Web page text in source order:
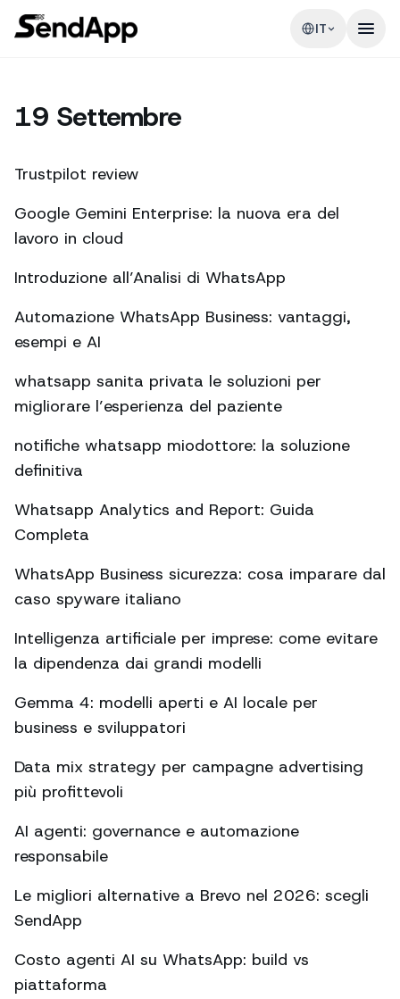
IT
19 Settembre
Trustpilot review
Google Gemini Enterprise: la nuova era del
lavoro in cloud
Introduzione all’Analisi di WhatsApp
Automazione WhatsApp Business: vantaggi,
esempi e AI
whatsapp sanita privata le soluzioni per
migliorare l’esperienza del paziente
notifiche whatsapp miodottore: la soluzione
definitiva
Whatsapp Analytics and Report: Guida
Completa
WhatsApp Business sicurezza: cosa imparare dal
caso spyware italiano
Intelligenza artificiale per imprese: come evitare
la dipendenza dai grandi modelli
Gemma 4: modelli aperti e AI locale per
business e sviluppatori
Data mix strategy per campagne advertising
più profittevoli
AI agenti: governance e automazione
responsabile
Le migliori alternative a Brevo nel 2026: scegli
SendApp
Costo agenti AI su WhatsApp: build vs
piattaforma